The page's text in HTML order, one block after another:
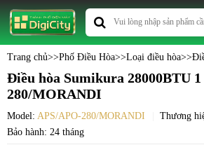
Trang chủ>>Phố Điều Hòa>>Loại điều hòa>>
Điều hòa Sumikura 28000BTU
280/MORANDI
Model: APS/APO-280/MORANDI Thương
Bảo hành: 24 tháng